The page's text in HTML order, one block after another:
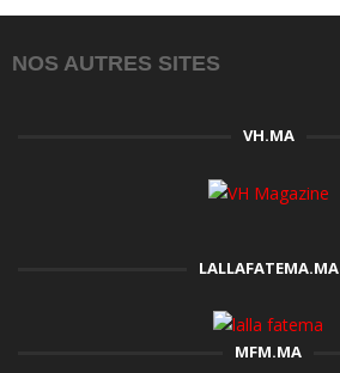
NOS AUTRES SITES
VH.MA
LALLAFATEMA.MA
MFM.MA